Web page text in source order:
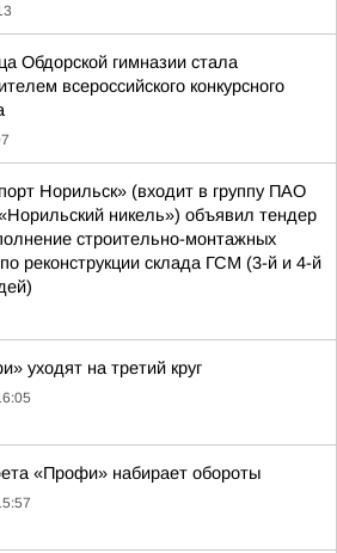
Обдорской гимназии стала
всероссийского конкурсного
Норильск» (входит в группу ПАО
никель») объявил тендер
строительно-монтажных
реконструкции склада ГСМ (3-й и 4-й
уходят на третий круг
«Профи» набирает обороты